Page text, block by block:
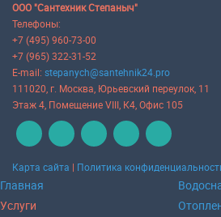
ООО "Сантехник Степаныч"
Телефоны:
+7 (495) 960-73-00
+7 (965) 322-31-52
E-mail: stepanych@santehnik24.pro
111020 , г. Москва Юрьевский переулок, 11
Этаж 4, Помещение VIII, К4, Офис 105
Карта сайта | Политика
Главная
Услуги